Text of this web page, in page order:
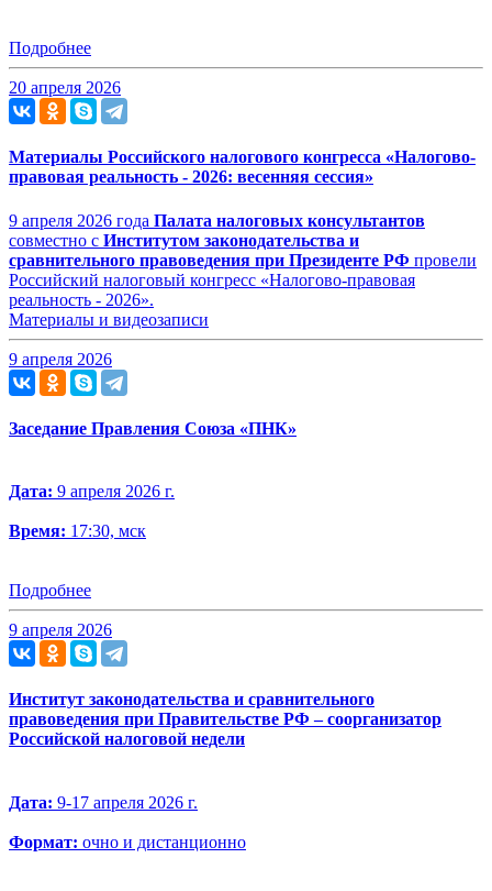
Подробнее
20 апреля 2026
Материалы Российского налогового конгресса «Налогово-
правовая реальность - 2026: весенняя сессия»
9 апреля 2026 года Палата налоговых консультантов
совместно с Институтом законодательства и
сравнительного правоведения при Президенте РФ провели
Российский налоговый конгресс «Налогово-правовая
реальность - 2026».
Материалы и видеозаписи
9 апреля 2026
Заседание Правления Союза «ПНК»
Дата: 9 апреля 2026 г.
Время: 17:30, мск
Подробнее
9 апреля 2026
Институт законодательства и сравнительного
правоведения при Правительстве РФ – соорганизатор
Российской налоговой недели
Дата: 9-17 апреля 2026 г.
Формат: очно и дистанционно